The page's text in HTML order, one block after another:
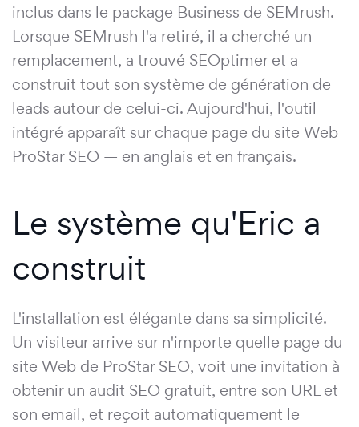
inclus dans le package Business de SEMrush.
Lorsque SEMrush l'a retiré, il a cherché un
remplacement, a trouvé SEOptimer et a
construit tout son système de génération de
leads autour de celui-ci. Aujourd'hui, l'outil
intégré apparaît sur chaque page du site Web
ProStar SEO — en anglais et en français.
Le système qu'Eric a
construit
L'installation est élégante dans sa simplicité.
Un visiteur arrive sur n'importe quelle page du
site Web de ProStar SEO, voit une invitation à
obtenir un audit SEO gratuit, entre son URL et
son email, et reçoit automatiquement le